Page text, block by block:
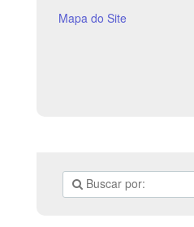
Mapa do Site